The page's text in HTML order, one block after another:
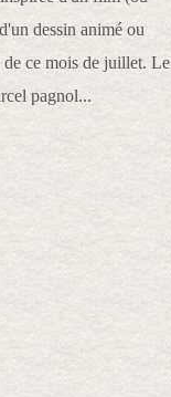
dessin animé ou
ce mois de juillet. Le
pagnol...